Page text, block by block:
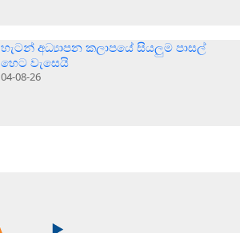
හැටන් අධ්‍යාපන කලාපයේ සියලුම පාසල්
හෙට වැසෙයි
04-08-26